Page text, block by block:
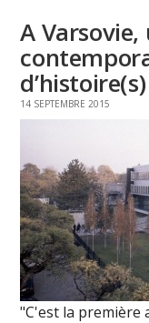
A
d’histoire(s)
14 SEPTEMBRE 2015
"C'est la première